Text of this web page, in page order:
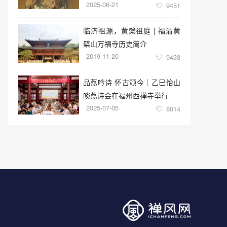
2025-06-21 9451
临济祖源，黄檗祖庭 | 福清黄
檗山万福寺历史简介
2019-11-20 9433
品荔吟诗 怀古颂今｜乙巳怡山
啖荔诗会在福州西禅寺举行
2025-07-05 8014